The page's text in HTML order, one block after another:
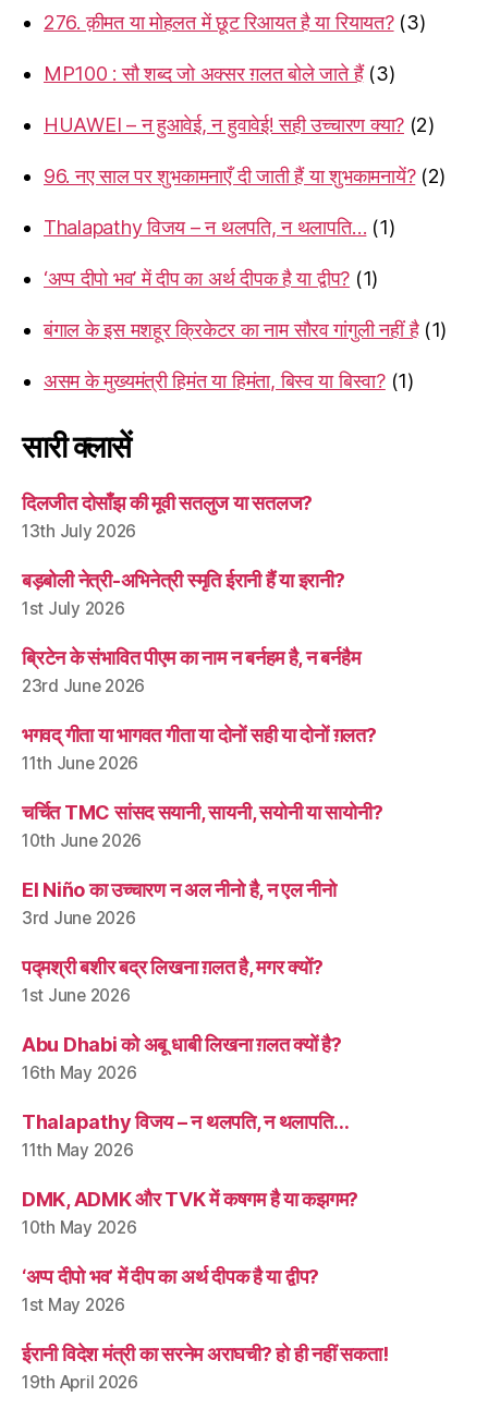
276. क़ीमत या मोहलत में छूट रिआयत है या रियायत? (3)
MP100 : सौ शब्द जो अक्सर ग़लत बोले जाते हैं (3)
HUAWEI – न हुआवेई, न हुवावेई! सही उच्चारण क्या? (2)
96. नए साल पर शुभकामनाएँ दी जाती हैं या शुभकामनायें? (2)
Thalapathy विजय – न थलपति, न थलापति… (1)
‘अप्प दीपो भव’ में दीप का अर्थ दीपक है या द्वीप? (1)
बंगाल के इस मशहूर क्रिकेटर का नाम सौरव गांगुली नहीं है (1)
असम के मुख्यमंत्री हिमंत या हिमंता, बिस्व या बिस्वा? (1)
सारी क्लासें
दिलजीत दोसाँझ की मूवी सतलुज या सतलज?
13th July 2026
बड़बोली नेत्री-अभिनेत्री स्मृति ईरानी हैं या इरानी?
1st July 2026
ब्रिटेन के संभावित पीएम का नाम न बर्नहम है, न बर्नहैम
23rd June 2026
भगवद् गीता या भागवत गीता या दोनों सही या दोनों ग़लत?
11th June 2026
चर्चित TMC सांसद सयानी, सायनी, सयोनी या सायोनी?
10th June 2026
El Niño का उच्चारण न अल नीनो है, न एल नीनो
3rd June 2026
पद्मश्री बशीर बद्र लिखना ग़लत है, मगर क्यों?
1st June 2026
Abu Dhabi को अबू धाबी लिखना ग़लत क्यों है?
16th May 2026
Thalapathy विजय – न थलपति, न थलापति…
11th May 2026
DMK, ADMK और TVK में कषगम है या कझगम?
10th May 2026
‘अप्प दीपो भव’ में दीप का अर्थ दीपक है या द्वीप?
1st May 2026
ईरानी विदेश मंत्री का सरनेम अराघची? हो ही नहीं सकता!
19th April 2026